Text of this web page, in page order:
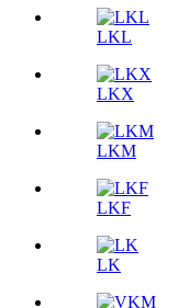
LKL
LKX
LKM
LKF
LK